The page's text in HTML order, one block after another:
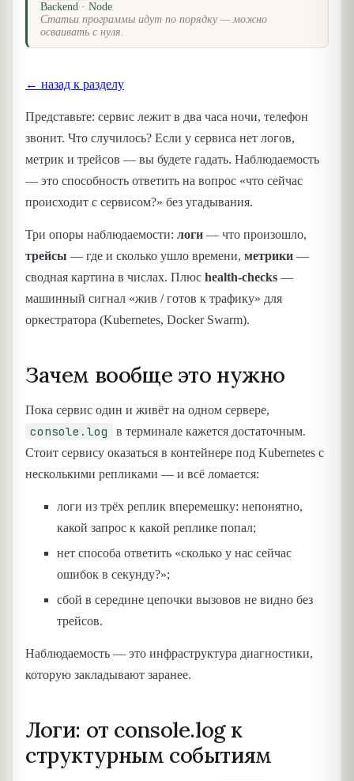
Backend · Node
Статьи программы идут по порядку — можно
осваивать с нуля.
← назад к разделу
Представьте: сервис лежит в два часа ночи, телефон
звонит. Что случилось? Если у сервиса нет логов,
метрик и трейсов — вы будете гадать. Наблюдаемость
— это способность ответить на вопрос «что сейчас
происходит с сервисом?» без угадывания.
Три опоры наблюдаемости: логи — что произошло,
трейсы — где и сколько ушло времени, метрики —
сводная картина в числах. Плюс health-checks —
машинный сигнал «жив / готов к трафику» для
оркестратора (Kubernetes, Docker Swarm).
Зачем вообще это нужно
Пока сервис один и живёт на одном сервере,
console.log
в терминале кажется достаточным.
Стоит сервису оказаться в контейнере под Kubernetes с
несколькими репликами — и всё ломается:
логи из трёх реплик вперемешку: непонятно,
какой запрос к какой реплике попал;
нет способа ответить «сколько у нас сейчас
ошибок в секунду?»;
сбой в середине цепочки вызовов не видно без
трейсов.
Наблюдаемость — это инфраструктура диагностики,
которую закладывают заранее.
Логи: от console.log к
структурным событиям